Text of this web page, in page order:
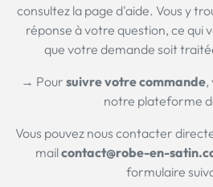
consultez la page d'aide. Vous y
réponse à votre question, ce qui
que votre demande soit
→ Pour suivre votre commande,
notre plateforme
Vous pouvez nous contacter
mailcontact@robe-en-
formulaire